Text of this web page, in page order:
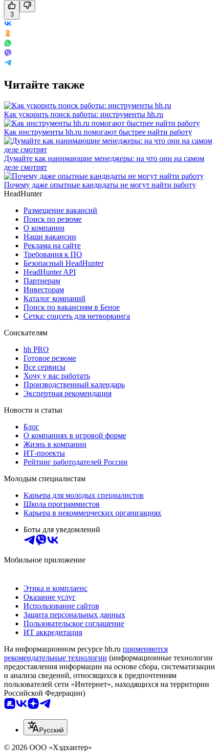
3
Читайте также
Как ускорить поиск работы: инструменты hh.ru
Как инструменты hh.ru помогают быстрее найти работу
Думайте как нанимающие менеджеры: на что они на самом
деле смотрят
Почему даже опытные кандидаты не могут найти работу
HeadHunter
Размещение вакансий
Поиск по резюме
О компании
Наши вакансии
Реклама на сайте
Требования к ПО
Безопасный HeadHunter
HeadHunter API
Партнерам
Инвесторам
Каталог компаний
Поиск по вакансиям в Беное
Сетка: соцсеть для нетворкинга
Соискателям
hh PRO
Готовое резюме
Все сервисы
Хочу у вас работать
Производственный календарь
Экспертная рекомендация
Новости и статьи
Блог
О компаниях в игровой форме
Жизнь в компании
ИТ-проекты
Рейтинг работодателей России
Молодым специалистам
Карьера для молодых специалистов
Школа программистов
Карьера в некоммерческих организациях
Боты для уведомлений
Мобильное приложение
Этика и комплаенс
Оказание услуг
Использование сайтов
Защита персональных данных
Пользовательское соглашение
ИТ аккредитация
На информационном ресурсе hh.ru применяются
рекомендательные технологии (информационные технологии
предоставления информации на основе сбора, систематизации
и анализа сведений, относящихся к предпочтениям
пользователей сети «Интернет», находящихся на территории
Российской Федерации)
Русский
© 2026 ООО «Хэдхантер»